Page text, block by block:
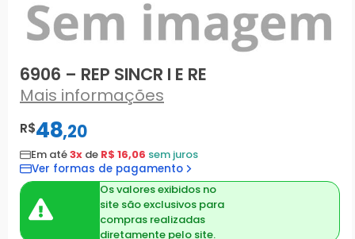
6906 – REP SINCR I E RE
Mais informações
R$48,20
Em até3x de R$ 16,06 sem juros
Ver formas de pagamento
Os valores exibidos no
site são exclusivos para
compras realizadas
diretamente pelo site.